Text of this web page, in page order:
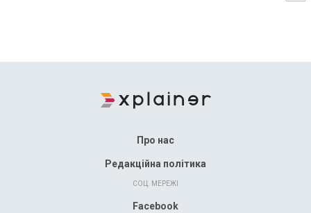
Про нас
Редакційна політика
СОЦ. МЕРЕЖІ
Facebook